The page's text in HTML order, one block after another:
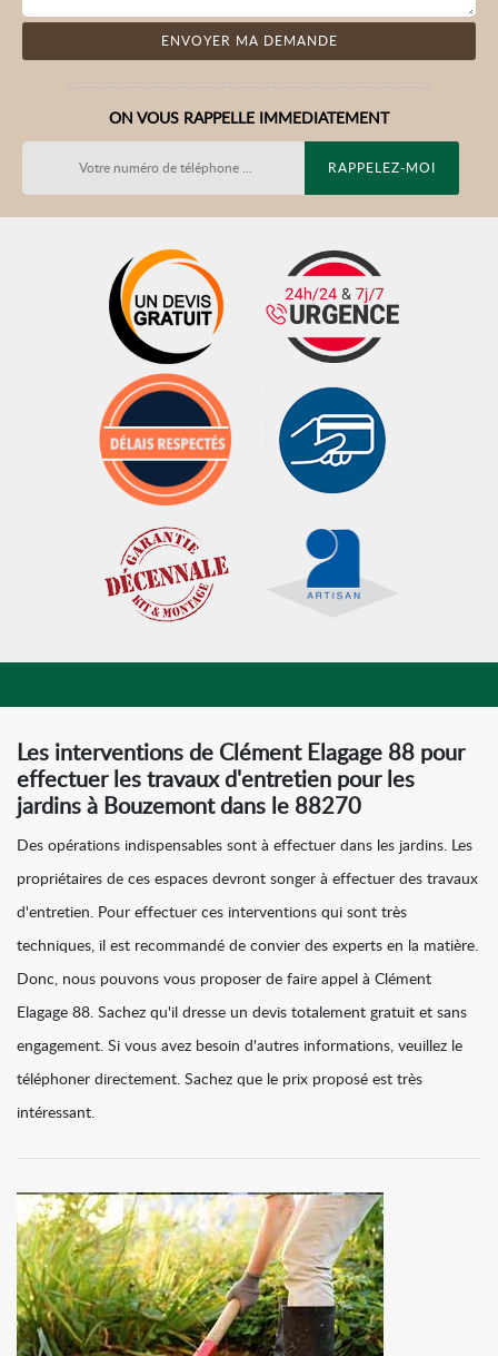
ON VOUS RAPPELLE IMMEDIATEMENT
Les interventions de Clément Elagage 88 pour
effectuer les travaux d'entretien pour les
jardins à Bouzemont dans le 88270
Des opérations indispensables sont à effectuer dans les jardins. Les
propriétaires de ces espaces devront songer à effectuer des travaux
d'entretien. Pour effectuer ces interventions qui sont très
techniques, il est recommandé de convier des experts en la matière.
Donc, nous pouvons vous proposer de faire appel à Clément
Elagage 88. Sachez qu'il dresse un devis totalement gratuit et sans
engagement. Si vous avez besoin d'autres informations, veuillez le
téléphoner directement. Sachez que le prix proposé est très
intéressant.